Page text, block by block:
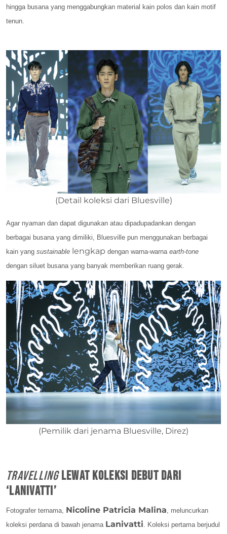
hingga busana yang menggabungkan material kain polos dan kain motif
tenun.
(Detail koleksi dari Bluesville)
Agar nyaman dan dapat digunakan atau dipadupadankan dengan
berbagai busana yang dimiliki, Bluesville pun menggunakan berbagai
kain yang sustainable lengkap dengan warna-warna earth-tone
dengan siluet busana yang banyak memberikan ruang gerak.
(Pemilik dari jenama Bluesville, Direz)
Travellinglewat koleksi debut dari
‘Lanivatti’
Fotografer ternama, Nicoline Patricia Malina , meluncurkan
koleksi perdana di bawah jenama Lanivatti . Koleksi pertama berjudul